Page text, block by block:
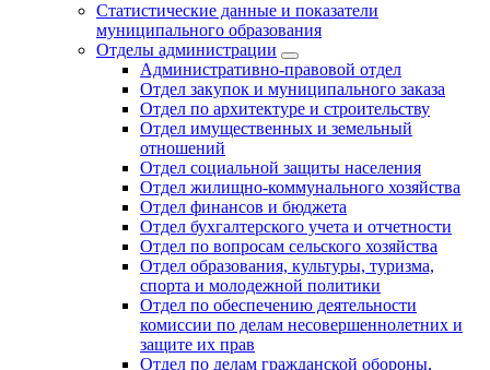
Статистические данные и показатели
муниципального образования
Отделы администрации
Административно-правовой отдел
Отдел закупок и муниципального заказа
Отдел по архитектуре и строительству
Отдел имущественных и земельный
отношений
Отдел социальной защиты населения
Отдел жилищно-коммунального хозяйства
Отдел финансов и бюджета
Отдел бухгалтерского учета и отчетности
Отдел по вопросам сельского хозяйства
Отдел образования, культуры, туризма,
спорта и молодежной политики
Отдел по обеспечению деятельности
комиссии по делам несовершеннолетних и
защите их прав
Отдел по делам гражданской обороны,